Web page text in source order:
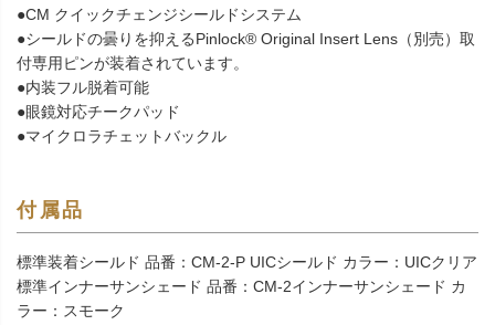
●CM クイックチェンジシールドシステム
●シールドの曇りを抑えるPinlock® Original Insert Lens（別売）取
付専用ピンが装着されています。
●内装フル脱着可能
●眼鏡対応チークパッド
●マイクロラチェットバックル
付属品
標準装着シールド 品番：CM-2-P UICシールド カラー：UICクリア
標準インナーサンシェード 品番：CM-2インナーサンシェード カ
ラー：スモーク